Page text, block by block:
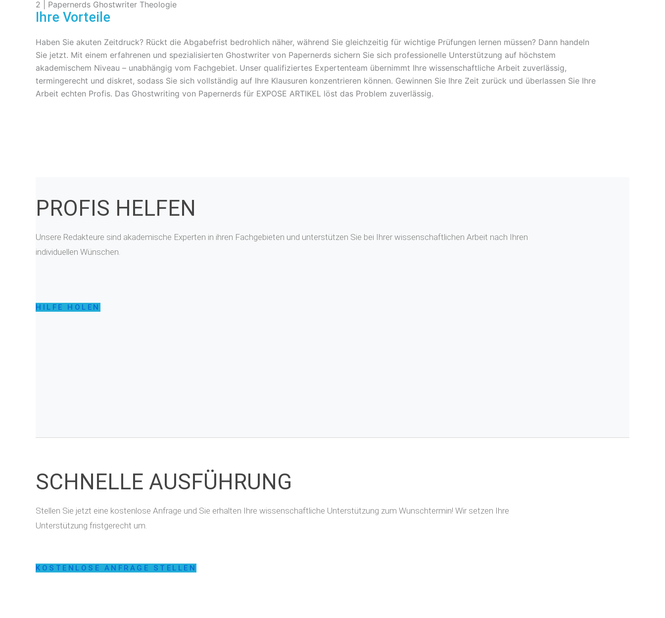
Ihre Vorteile
Haben Sie akuten Zeitdruck? Rückt die Abgabefrist bedrohlich näher, während Sie gleichzeitig für wichtige Prüfungen lernen müssen? Dann handeln
Sie jetzt. Mit einem erfahrenen und spezialisierten Ghostwriter von Papernerds sichern Sie sich professionelle Unterstützung auf höchstem
akademischem Niveau – unabhängig vom Fachgebiet. Unser qualifiziertes Expertenteam übernimmt Ihre wissenschaftliche Arbeit zuverlässig,
termingerecht und diskret, sodass Sie sich vollständig auf Ihre Klausuren konzentrieren können. Gewinnen Sie Ihre Zeit zurück und überlassen Sie Ihre
Arbeit echten Profis. Das Ghostwriting von Papernerds für EXPOSE ARTIKEL löst das Problem zuverlässig.
PROFIS HELFEN
Unsere Redakteure sind akademische Experten in ihren Fachgebieten und unterstützen Sie bei Ihrer wissenschaftlichen Arbeit nach Ihren
individuellen Wünschen.
HILFE HOLEN
SCHNELLE AUSFÜHRUNG
Stellen Sie jetzt eine kostenlose Anfrage und Sie erhalten Ihre wissenschaftliche Unterstützung zum Wunschtermin! Wir setzen Ihre
Unterstützung fristgerecht um.
KOSTENLOSE ANFRAGE STELLEN